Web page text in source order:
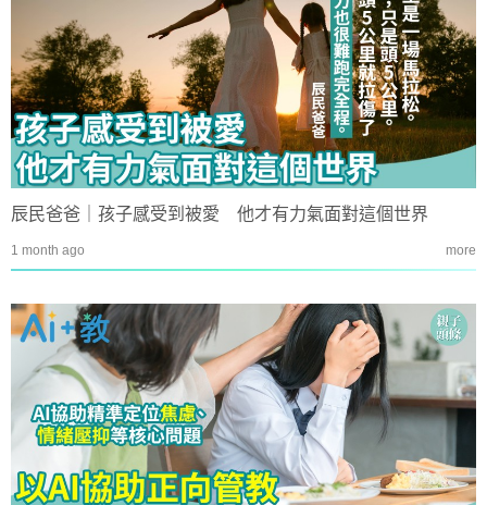
辰民爸爸｜孩子感受到被愛 他才有力氣面對這個世界
1 month ago more